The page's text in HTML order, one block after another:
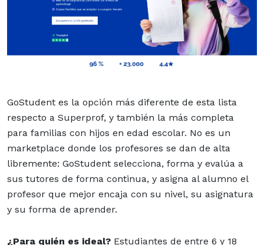
GoStudent es la opción más diferente de esta lista
respecto a Superprof, y también la más completa
para familias con hijos en edad escolar. No es un
marketplace donde los profesores se dan de alta
libremente: GoStudent selecciona, forma y evalúa a
sus tutores de forma continua, y asigna al alumno el
profesor que mejor encaja con su nivel, su asignatura
y su forma de aprender.
¿Para quién es ideal? Estudiantes de entre 6 y 18